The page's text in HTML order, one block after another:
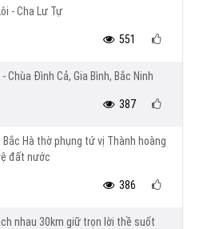
- Cha Lư Tự
551
Chùa Đình Cả, Gia Bình, Bắc Ninh
387
Bắc Hà thờ phụng tứ vị Thành hoàng
đất nước
386
nhau 30km giữ trọn lời thề suốt